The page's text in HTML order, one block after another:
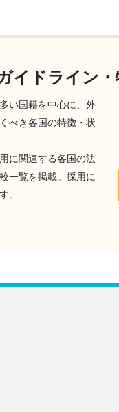
イドライン
い国籍を中心に、外
べき各国の特徴・状
に関連する各国の法
一覧を掲載。採用に
。